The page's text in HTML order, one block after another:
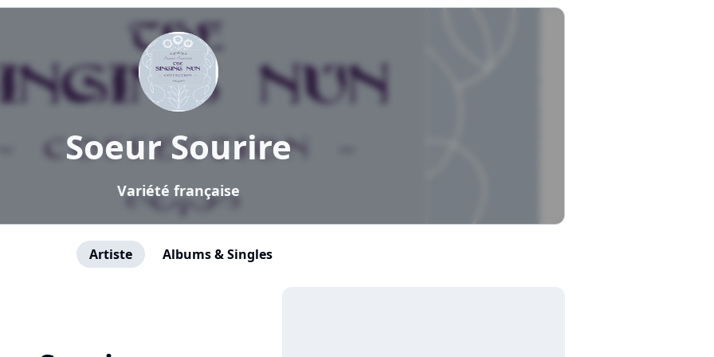
Soeur Sourire
Variété française
Artiste Albums & Singles